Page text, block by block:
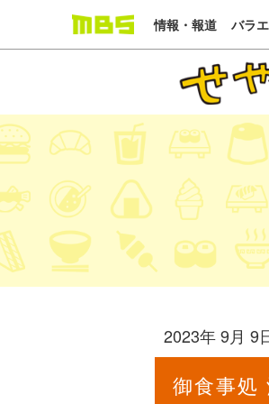
情報・報道 バラ
2023年 9月 9
御食事処